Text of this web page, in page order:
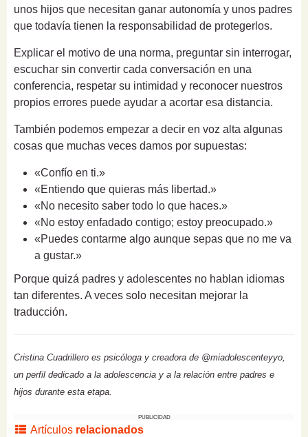
unos hijos que necesitan ganar autonomía y unos padres
que todavía tienen la responsabilidad de protegerlos.
Explicar el motivo de una norma, preguntar sin interrogar,
escuchar sin convertir cada conversación en una
conferencia, respetar su intimidad y reconocer nuestros
propios errores puede ayudar a acortar esa distancia.
También podemos empezar a decir en voz alta algunas
cosas que muchas veces damos por supuestas:
«Confío en ti.»
«Entiendo que quieras más libertad.»
«No necesito saber todo lo que haces.»
«No estoy enfadado contigo; estoy preocupado.»
«Puedes contarme algo aunque sepas que no me va
a gustar.»
Porque quizá padres y adolescentes no hablan idiomas
tan diferentes. A veces solo necesitan mejorar la
traducción.
Cristina Cuadrillero es psicóloga y creadora de @miadolescenteyyo,
un perfil dedicado a la adolescencia y a la relación entre padres e
hijos durante esta etapa.
PUBLICIDAD
Artículos relacionados